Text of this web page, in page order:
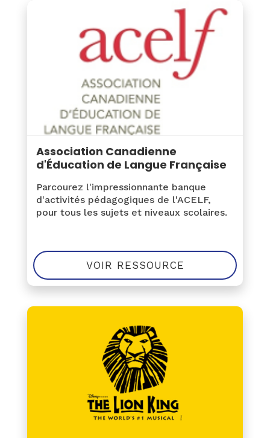
Association Canadienne
d'Éducation de Langue Française
Parcourez l'impressionnante banque
d'activités pédagogiques de l'ACELF,
pour tous les sujets et niveaux scolaires.
VOIR RESSOURCE